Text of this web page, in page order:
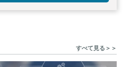
すべて見る＞＞